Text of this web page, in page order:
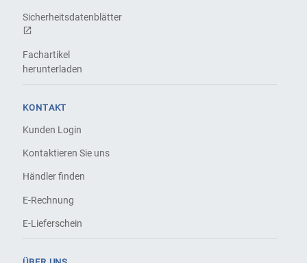
Sicherheitsdatenblätter
Fachartikel
herunterladen
KONTAKT
Kunden Login
Kontaktieren Sie uns
Händler finden
E-Rechnung
E-Lieferschein